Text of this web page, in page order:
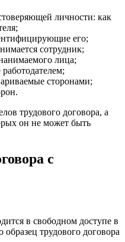
личности: как
его;
сотрудник;
лица;
сторонами;
трудового договора, а
он не может быть
с
в свободном доступе в
образец трудового договора